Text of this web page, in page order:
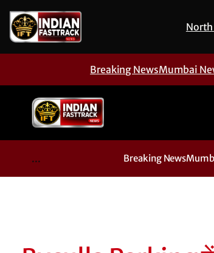
Breaking NewsMumbai
... Breaking News